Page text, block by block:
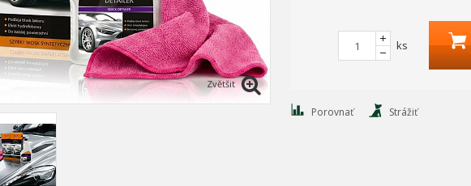
Zvětšit
ks
Porovnať Strážiť